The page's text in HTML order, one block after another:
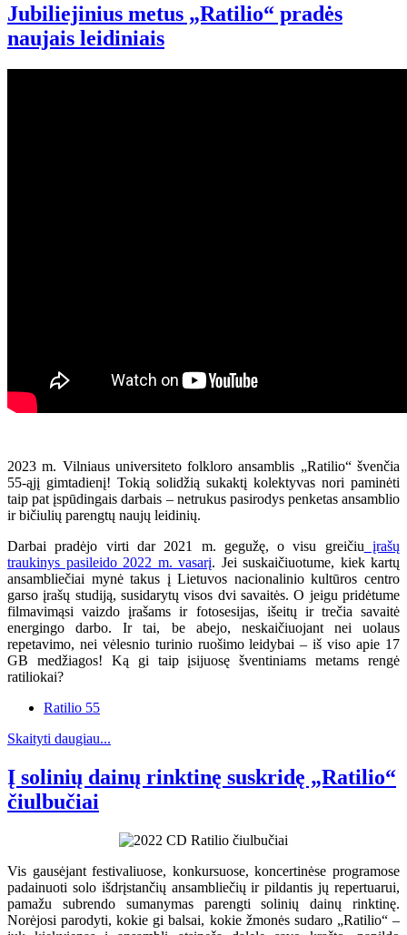
Jubiliejinius metus „Ratilio“ pradės
naujais leidiniais
2023 m. Vilniaus universiteto folkloro ansamblis „Ratilio“ švenčia
55-ąjį gimtadienį! Tokią solidžią sukaktį kolektyvas nori paminėti
taip pat įspūdingais darbais – netrukus pasirodys penketas ansamblio
ir bičiulių parengtų naujų leidinių.
Darbai pradėjo virti dar 2021 m. gegužę, o visu greičiu įrašų
traukinys pasileido 2022 m. vasarį. Jei suskaičiuotume, kiek kartų
ansambliečiai mynė takus į Lietuvos nacionalinio kultūros centro
garso įrašų studiją, susidarytų visos dvi savaitės. O jeigu pridėtume
filmavimąsi vaizdo įrašams ir fotosesijas, išeitų ir trečia savaitė
energingo darbo. Ir tai, be abejo, neskaičiuojant nei uolaus
repetavimo, nei vėlesnio turinio ruošimo leidybai – iš viso apie 17
GB medžiagos! Ką gi taip įsijuosę šventiniams metams rengė
ratiliokai?
Ratilio 55
Skaityti daugiau...
Į solinių dainų rinktinę suskridę „Ratilio“
čiulbučiai
Vis gausėjant festivaliuose, konkursuose, koncertinėse programose
padainuoti solo išdrįstančių ansambliečių ir pildantis jų repertuarui,
pamažu subrendo sumanymas parengti solinių dainų rinktinę.
Norėjosi parodyti, kokie gi balsai, kokie žmonės sudaro „Ratilio“ –